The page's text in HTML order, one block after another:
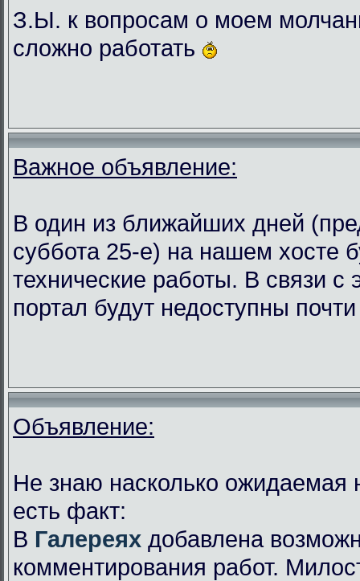
З.Ы. к вопросам о моем
сложно работать
Важное объявление:
В один из ближайших дней
суббота 25-е) на нашем хосте
технические работы. В связи
портал будут недоступны
Объявление:
Не знаю насколько ожидаемая
есть факт:
В Галереях добавлена
комментирования работ.